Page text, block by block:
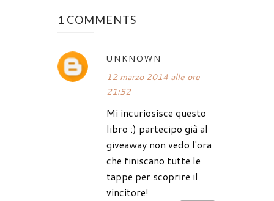
1 COMMENTS
UNKNOWN
12 marzo 2014 alle ore
21:52
Mi incuriosisce questo
libro :) partecipo già al
giveaway non vedo l'ora
che finiscano tutte le
tappe per scoprire il
vincitore!